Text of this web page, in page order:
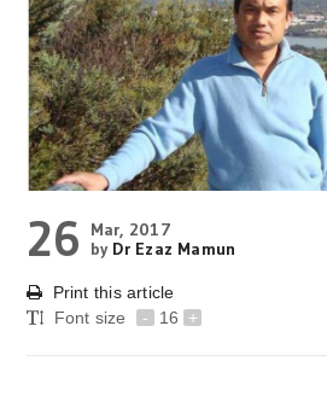
26
Mar, 2017
by Dr Ezaz Mamun
Print this article
Font size
- 16 +